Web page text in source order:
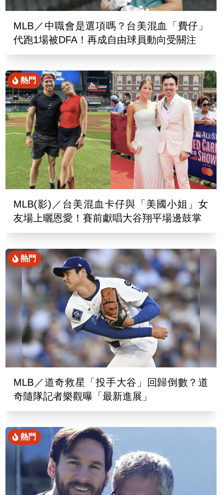
MLB／中職會是選項嗎？台美混血「費仔」
代跑1場被DFA！再成自由球員動向受關注
熱門
MLB(影)／台美混血卡仔與「美國小姐」女
友場上曬恩愛！賽前獻唱大谷翔平場邊鼓掌
熱門
MLB／道奇救星「投手大谷」回歸倒數？道
奇隨隊記者樂觀曝「最新進展」
熱門